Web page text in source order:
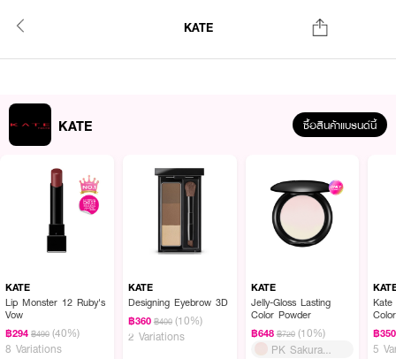
KATE
KATE ซื้อสินค้าแบรนด์นี้
KATE
Lip Monster 12 Ruby's
Vow
฿294 ฿490 (40%)
8 Variations
KATE
Designing Eyebrow 3D
฿360 ฿400 (10%)
2 Variations
KATE
Jelly-Gloss Lasting
Color Powder
฿648 ฿720 (10%)
PK Sakura
฿350
5